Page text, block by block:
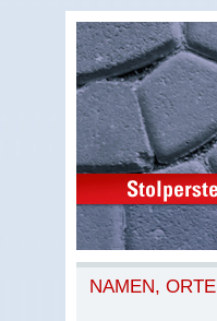
NAMEN,